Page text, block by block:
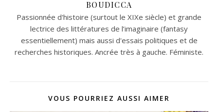
BOUDICCA
Passionnée d'histoire (surtout le XIXe siècle) et grande
lectrice des littératures de l’imaginaire (fantasy
essentiellement) mais aussi d'essais politiques et de
recherches historiques. Ancrée très à gauche. Féministe.
VOUS POURRIEZ AUSSI AIMER